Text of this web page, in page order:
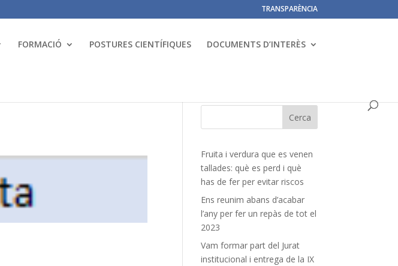
TRANSPARÈNCIA
FORMACIÓ POSTURES CIENTÍFIQUES DOCUMENTS D’INTERÈS
Fruita i verdura que es venen
tallades: què es perd i què
has de fer per evitar riscos
Ens reunim abans d’acabar
l’any per fer un repàs de tot el
2023
Vam formar part del Jurat
institucional i entrega de la IX